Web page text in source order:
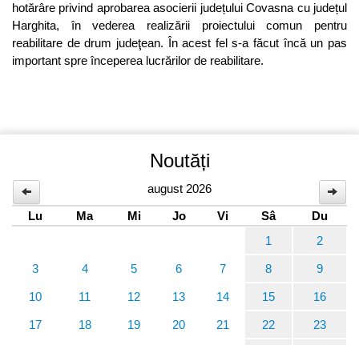
hotărâre privind aprobarea asocierii județului Covasna cu județul
Harghita, în vederea realizării proiectului comun pentru
reabilitare de drum judeţean. În acest fel s-a făcut încă un pas
important spre începerea lucrărilor de reabilitare.
Noutăți
august 2026
Lu
Ma Mi Jo Vi Sâ
Du
1
2
3 4 5 6 7 8 9
10 11 12 13 14 15 16
17 18 19 20 21 22 23